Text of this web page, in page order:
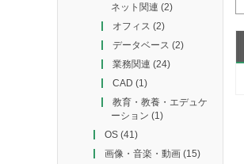
ネット関連 (2)
オフィス (2)
データベース (2)
業務関連 (24)
CAD (1)
教育・教養・エデュケ
ーション (1)
OS(41)
画像・音楽・動画(15)